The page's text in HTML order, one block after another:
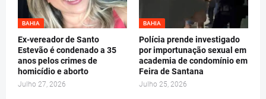
BAHIA
Ex-vereador de Santo
Estevão é condenado a 35
anos pelos crimes de
homicídio e aborto
Julho 27, 2026
BAHIA
Polícia prende investigado
por importunação sexual em
academia de condomínio em
Feira de Santana
Julho 25, 2026